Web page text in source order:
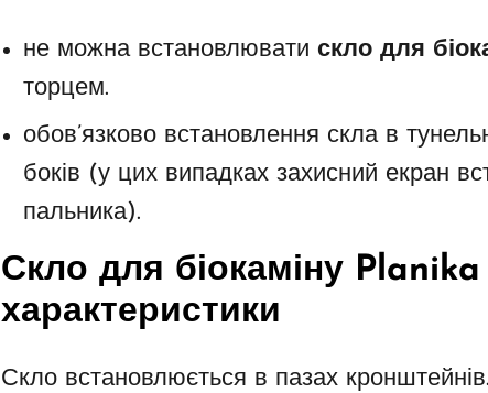
не можна встановлювати скло для
торцем.
обов’язково встановлення скла в
боків (у цих випадках захисний екран
пальника).
Скло для біокаміну
характеристики
Скло встановлюється в пазах